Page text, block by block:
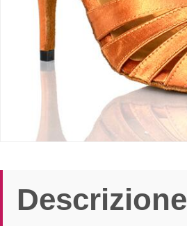
Descrizione